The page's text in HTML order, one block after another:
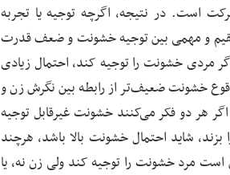
است. در نتیجه، اگرچه توجیه یا تجربه
و مهمی بین توجیه خشونت و ضعف قدرت
مردی خشونت را توجیه کند، احتمال زیادی
خشونت ضعیف‌تر از رابطه بین نگرش زن و
هر دو فکر می‌کنند خشونت غیرقابل توجیه
شاید احتمال خشونت بالا باشد، هرچند
مرد خشونت را توجیه کند ولی زن نه، یا